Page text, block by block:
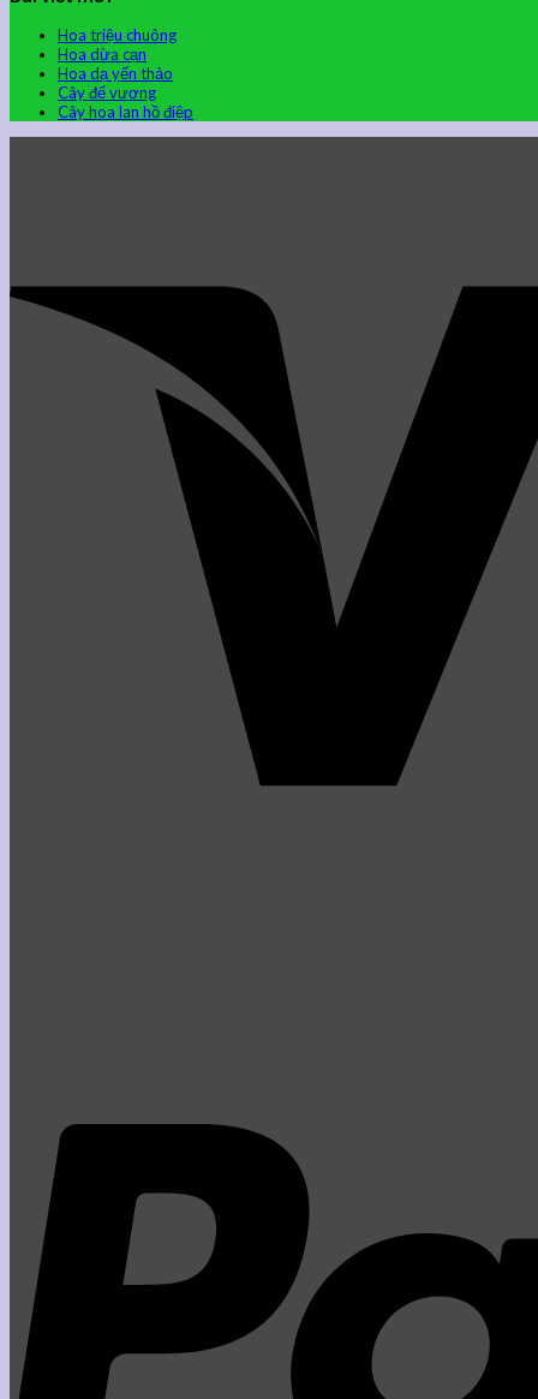
Hoa triệu chuông
Hoa dừa cạn
Hoa dạ yến thảo
Cây đế vương
Cây hoa lan hồ điệp